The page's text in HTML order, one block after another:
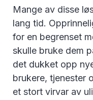
Mange av disse
lang tid.
for en begrenset
skulle bruke dem
det dukket opp
brukere, tjenester
et stort virvar av